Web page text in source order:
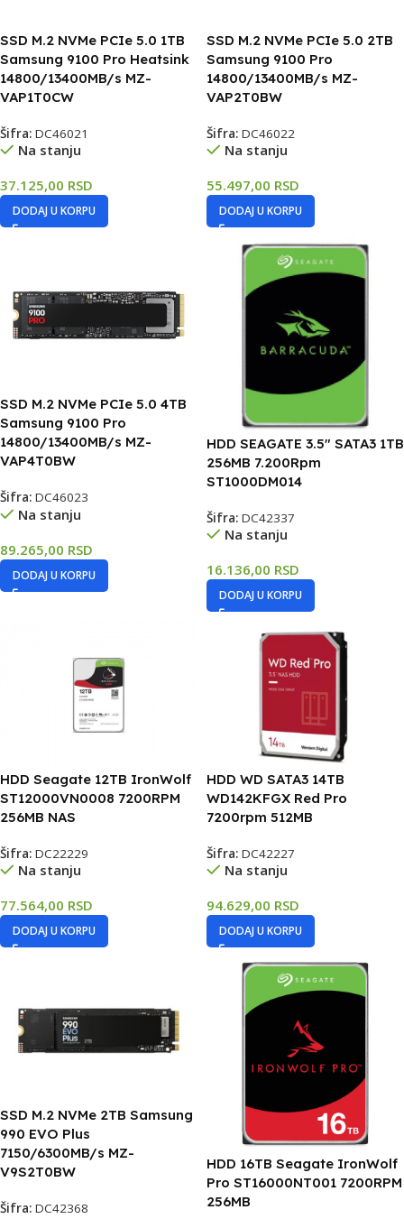
SSD M.2 NVMe PCIe 5.0 1TB
Samsung 9100 Pro Heatsink
14800/13400MB/s MZ-
VAP1T0CW
Šifra: DC46021
Na stanju
37.125,00 RSD
DODAJ U KORPU
SSD M.2 NVMe PCIe 5.0 2TB
Samsung 9100 Pro
14800/13400MB/s MZ-
VAP2T0BW
Šifra: DC46022
Na stanju
55.497,00 RSD
DODAJ U KORPU
SSD M.2 NVMe PCIe 5.0 4TB
Samsung 9100 Pro
14800/13400MB/s MZ-
VAP4T0BW
Šifra: DC46023
Na stanju
89.265,00 RSD
DODAJ U KORPU
HDD SEAGATE 3.5″ SATA3 1TB
256MB 7.200Rpm
ST1000DM014
Šifra: DC42337
Na stanju
16.136,00 RSD
DODAJ U KORPU
HDD Seagate 12TB IronWolf
ST12000VN0008 7200RPM
256MB NAS
Šifra: DC22229
Na stanju
77.564,00 RSD
DODAJ U KORPU
HDD WD SATA3 14TB
WD142KFGX Red Pro
7200rpm 512MB
Šifra: DC42227
Na stanju
94.629,00 RSD
DODAJ U KORPU
SSD M.2 NVMe 2TB Samsung
990 EVO Plus
7150/6300MB/s MZ-
V9S2T0BW
Šifra: DC42368
HDD 16TB Seagate IronWolf
Pro ST16000NT001 7200RPM
256MB